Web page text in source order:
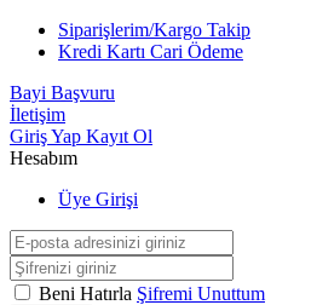
Siparişlerim/Kargo Takip
Kredi Kartı Cari Ödeme
Bayi Başvuru
İletişim
Giriş Yap Kayıt Ol
Hesabım
Üye Girişi
Beni Hatırla Şifremi Unuttum